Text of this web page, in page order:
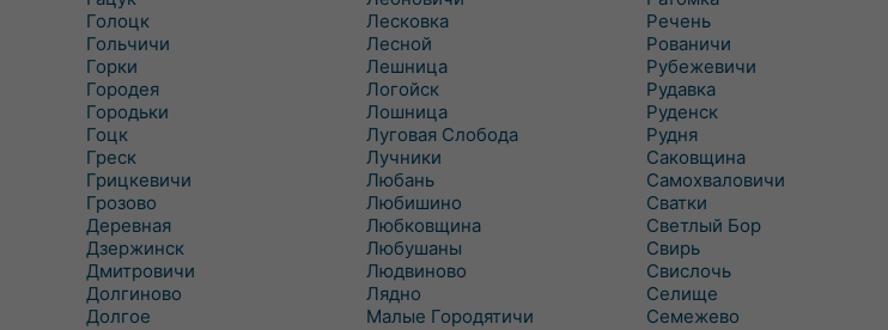
Голоцк
Гольчичи
Горки
Городея
Городьки
Гоцк
Греск
Грицкевичи
Грозово
Деревная
Дзержинск
Дмитровичи
Долгиново
Долгое
Лесковка
Лесной
Лешница
Логойск
Лошница
Луговая Слобода
Лучники
Любань
Любишино
Любковщина
Любушаны
Людвиново
Лядно
Малые Городятичи
Речень
Рованичи
Рубежевичи
Рудавка
Руденск
Рудня
Саковщина
Самохваловичи
Сватки
Светлый Бор
Свирь
Свислочь
Селище
Семежево